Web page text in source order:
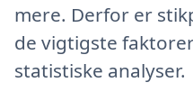
mere. Derfor er
de vigtigste
statistiske analyser.